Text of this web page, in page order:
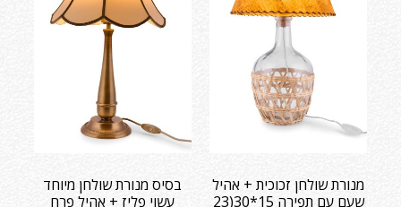
מנורת שולחן זכוכית + אהיל
שעם עם תפירה 15*30(23
בסיס מנורת שולחן מיוחד
עשוי פליז + אהיל פרח